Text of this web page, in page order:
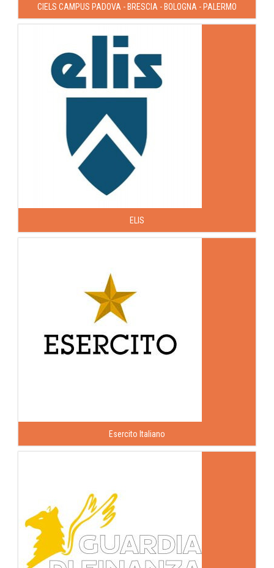
CIELS CAMPUS PADOVA - BRESCIA - BOLOGNA - PALERMO
ELIS
Esercito Italiano